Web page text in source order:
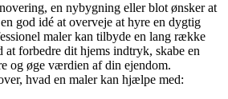
en nybygning eller blot ønsker at
god idé at overveje at hyre en dygtig
maler kan tilbyde en lang række
at forbedre dit hjems indtryk, skabe en
og øge værdien af din ejendom.
hvad en maler kan hjælpe med: